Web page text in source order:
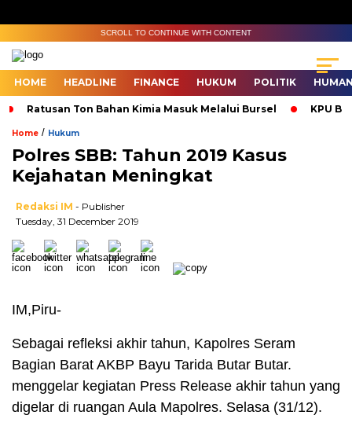
SCROLL TO CONTINUE WITH CONTENT
HOME HEADLINE FINANCE HUKUM POLITIK
Ratusan Ton Bahan Kimia Masuk Melalui Bursel KPU
Home / Hukum
Polres SBB: Tahun 2019 Kasus
Kejahatan Meningkat
Redaksi IM - Publisher
Tuesday, 31 December 2019
IM,Piru-
Sebagai refleksi akhir tahun, Kapolres Seram
Bagian Barat AKBP Bayu Tarida Butar Butar.
menggelar kegiatan Press Release akhir tahun yang
digelar di ruangan Aula Mapolres. Selasa (31/12).